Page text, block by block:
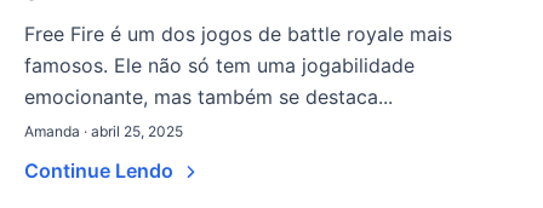
Free Fire é um dos jogos de battle royale mais
famosos. Ele não só tem uma jogabilidade
emocionante, mas também se destaca...
Amanda · abril 25, 2025
Continue Lendo